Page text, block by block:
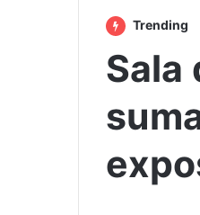
Trending
Sala